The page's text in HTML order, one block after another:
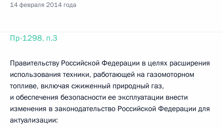
14 февраля 2014 года
Пр-1298, п.3
Правительству Российской Федерации в целях расширения
использования техники, работающей на газомоторном
топливе, включая сжиженный природный газ,
и обеспечения безопасности ее эксплуатации внести
изменения в законодательство Российской Федерации для
актуализации: